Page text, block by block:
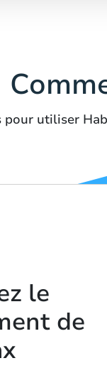
pour utiliser
le
de